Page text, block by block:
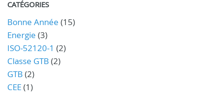
CATÉGORIES
Bonne Année (15)
Energie (3)
ISO-52120-1 (2)
Classe GTB (2)
GTB (2)
CEE(1)